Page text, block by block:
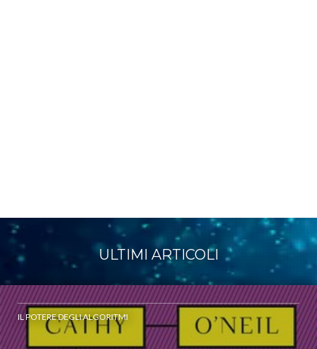
ULTIMI ARTICOLI
IL POTERE DEGLI ALGORITMI